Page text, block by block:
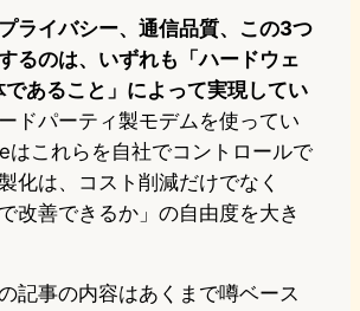
ライバシー、通信品質、この3つ
るのは、いずれも「ハードウェ
であること」によって実現してい
ドパーティ製モデムを使ってい
はこれらを自社でコントロールで
化は、コスト削減だけでなく
改善できるか」の自由度を大き
記事の内容はあくまで噂ベース